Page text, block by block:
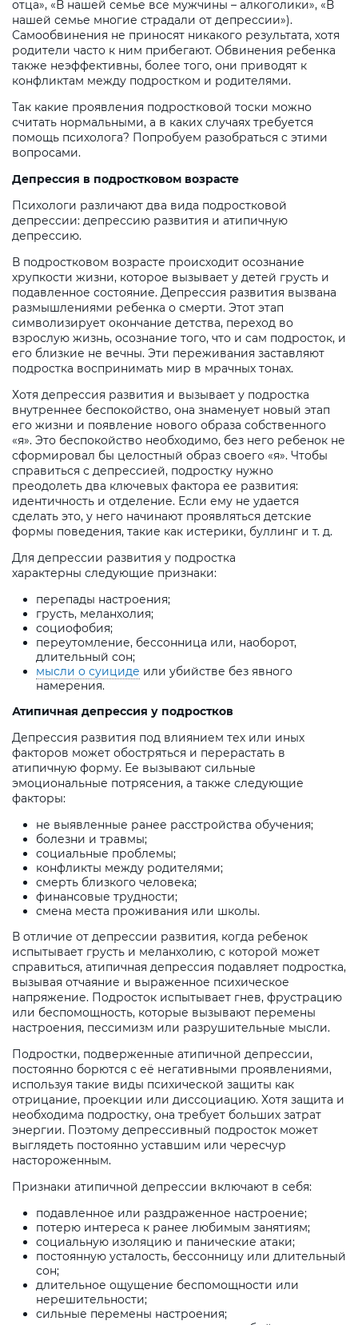
отца», «В нашей семье все мужчины – алкоголики», «В
нашей семье многие страдали от депрессии»).
Самообвинения не приносят никакого результата, хотя
родители часто к ним прибегают. Обвинения ребенка
также неэффективны, более того, они приводят к
конфликтам между подростком и родителями.
Так какие проявления подростковой тоски можно
считать нормальными, а в каких случаях требуется
помощь психолога? Попробуем разобраться с этими
вопросами.
Депрессия в подростковом возрасте
Психологи различают два вида подростковой
депрессии: депрессию развития и атипичную
депрессию.
В подростковом возрасте происходит осознание
хрупкости жизни, которое вызывает у детей грусть и
подавленное состояние. Депрессия развития вызвана
размышлениями ребенка о смерти. Этот этап
символизирует окончание детства, переход во
взрослую жизнь, осознание того, что и сам подросток, и
его близкие не вечны. Эти переживания заставляют
подростка воспринимать мир в мрачных тонах.
Хотя депрессия развития и вызывает у подростка
внутреннее беспокойство, она знаменует новый этап
его жизни и появление нового образа собственного
«я». Это беспокойство необходимо, без него ребенок не
сформировал бы целостный образ своего «я». Чтобы
справиться с депрессией, подростку нужно
преодолеть два ключевых фактора ее развития:
идентичность и отделение. Если ему не удается
сделать это, у него начинают проявляться детские
формы поведения, такие как истерики, буллинг и т. д.
Для депрессии развития у подростка
характерны следующие признаки:
перепады настроения;
грусть, меланхолия;
социофобия;
переутомление, бессонница или, наоборот,
длительный сон;
мысли о суициде или убийстве без явного
намерения.
Атипичная депрессия у подростков
Депрессия развития под влиянием тех или иных
факторов может обостряться и перерастать в
атипичную форму. Ее вызывают сильные
эмоциональные потрясения, а также следующие
факторы:
не выявленные ранее расстройства обучения;
болезни и травмы;
социальные проблемы;
конфликты между родителями;
смерть близкого человека;
финансовые трудности;
смена места проживания или школы.
В отличие от депрессии развития, когда ребенок
испытывает грусть и меланхолию, с которой может
справиться, атипичная депрессия подавляет подростка,
вызывая отчаяние и выраженное психическое
напряжение. Подросток испытывает гнев, фрустрацию
или беспомощность, которые вызывают перемены
настроения, пессимизм или разрушительные мысли.
Подростки, подверженные атипичной депрессии,
постоянно борются с её негативными проявлениями,
используя такие виды психической защиты как
отрицание, проекции или диссоциацию. Хотя защита и
необходима подростку, она требует больших затрат
энергии. Поэтому депрессивный подросток может
выглядеть постоянно уставшим или чересчур
настороженным.
Признаки атипичной депрессии включают в себя:
подавленное или раздраженное настроение;
потерю интереса к ранее любимым занятиям;
социальную изоляцию и панические атаки;
постоянную усталость, бессонницу или длительный
сон;
длительное ощущение беспомощности или
нерешительности;
сильные перемены настроения;